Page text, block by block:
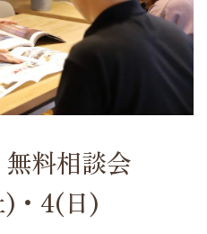
無料相談会
・4(日)